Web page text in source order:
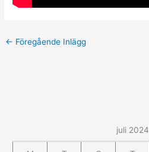
← Föregående Inlägg
juli 2024